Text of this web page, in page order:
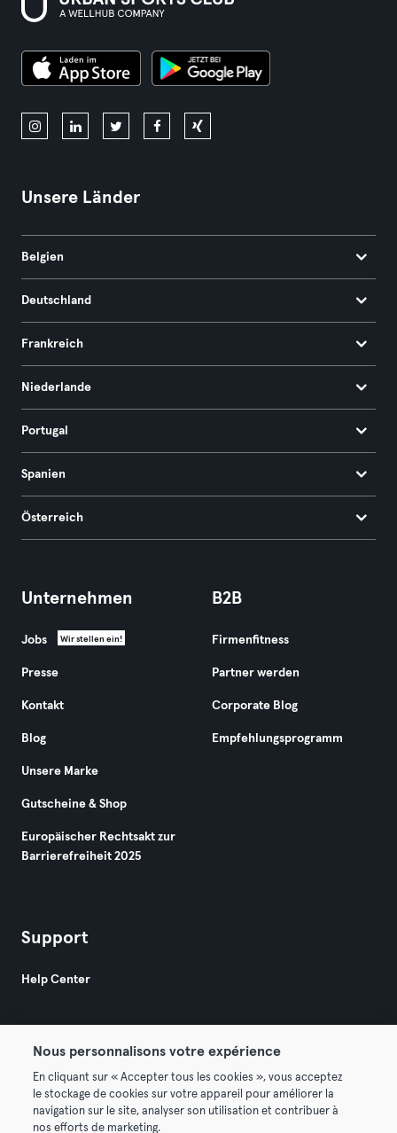
Unsere Länder
Belgien
Deutschland
Frankreich
Niederlande
Portugal
Spanien
Österreich
Unternehmen
Jobs Wir stellen ein!
Presse
Kontakt
Blog
Unsere Marke
Gutscheine & Shop
Europäischer Rechtsakt zur
Barrierefreiheit 2025
B2B
Firmenfitness
Partner werden
Corporate Blog
Empfehlungsprogramm
Support
Help Center
© 2026 Urban Sports Group GmbH. All rights reserved.
AGB Datenschutz
Nous personnalisons votre expérience
En cliquant sur « Accepter tous les cookies », vous acceptez
le stockage de cookies sur votre appareil pour améliorer la
navigation sur le site, analyser son utilisation et contribuer à
nos efforts de marketing.